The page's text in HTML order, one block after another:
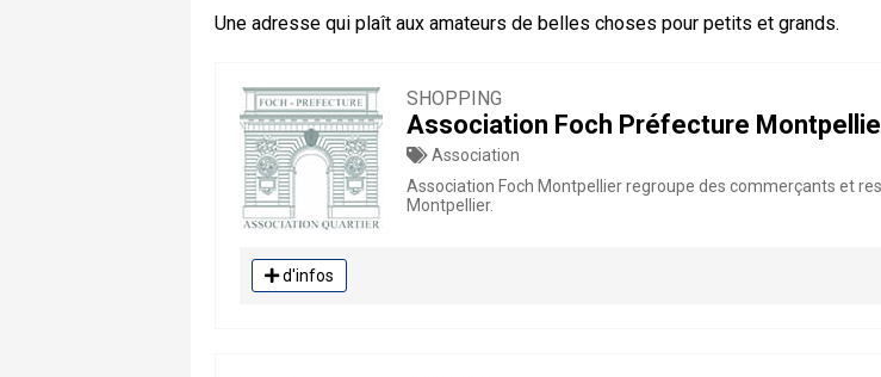
Une adresse qui plaît aux amateurs de belles choses pour petits et grands.
SHOPPING
Association Foch Préfecture
Association
Association Foch Montpellier regroupe des commerçants et
Montpellier.
d'infos